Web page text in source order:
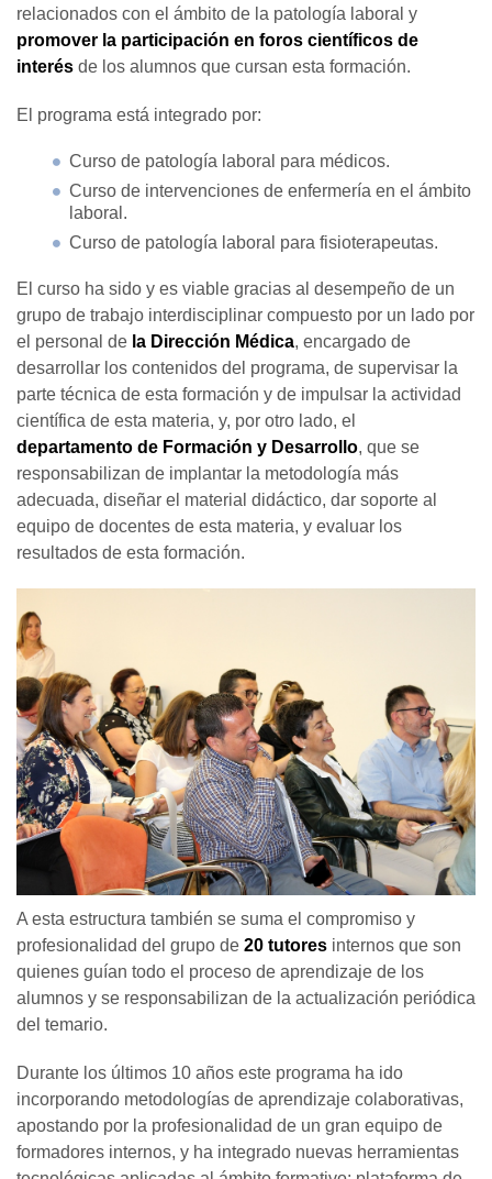
relacionados con el ámbito de la patología laboral y
promover la participación en foros científicos de
interés de los alumnos que cursan esta formación.
El programa está integrado por:
Curso de patología laboral para médicos.
Curso de intervenciones de enfermería en el ámbito
laboral.
Curso de patología laboral para fisioterapeutas.
El curso ha sido y es viable gracias al desempeño de un
grupo de trabajo interdisciplinar compuesto por un lado por
el personal de la Dirección Médica, encargado de
desarrollar los contenidos del programa, de supervisar la
parte técnica de esta formación y de impulsar la actividad
científica de esta materia, y, por otro lado, el
departamento de Formación y Desarrollo, que se
responsabilizan de implantar la metodología más
adecuada, diseñar el material didáctico, dar soporte al
equipo de docentes de esta materia, y evaluar los
resultados de esta formación.
A esta estructura también se suma el compromiso y
profesionalidad del grupo de 20 tutores internos que son
quienes guían todo el proceso de aprendizaje de los
alumnos y se responsabilizan de la actualización periódica
del temario.
Durante los últimos 10 años este programa ha ido
incorporando metodologías de aprendizaje colaborativas,
apostando por la profesionalidad de un gran equipo de
formadores internos, y ha integrado nuevas herramientas